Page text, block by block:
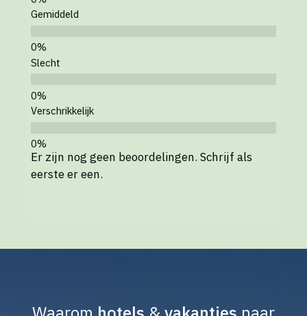
Gemiddeld
Slecht
Verschrikkelijk
Er zijn nog geen beoordelingen. Schrijf als
eerste er een.